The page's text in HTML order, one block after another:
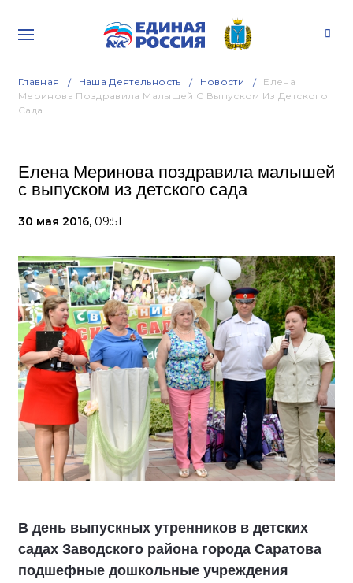
Главная Наша Деятельность Новости
Елена
Меринова Поздравила Малышей С Выпуском Из Детского
Сада
Елена Меринова поздравила малышей
с выпуском из детского сада
30 мая 2016, 09:51
В день выпускных утренников в детских
садах Заводского района города Саратова
подшефные дошкольные учреждения